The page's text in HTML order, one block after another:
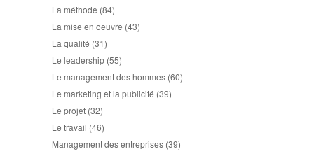
La méthode (84)
La mise en oeuvre (43)
La qualité (31)
Le leadership (55)
Le management des hommes (60)
Le marketing et la publicité (39)
Le projet (32)
Le travail (46)
Management des entreprises (39)